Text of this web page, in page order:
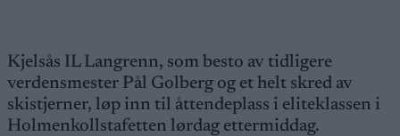
Kjelsås IL Langrenn, som besto av tidligere
verdensmester Pål Golberg og et helt skred av
skistjerner, løp inn til åttendeplass i eliteklassen i
Holmenkollstafetten lørdag ettermiddag.